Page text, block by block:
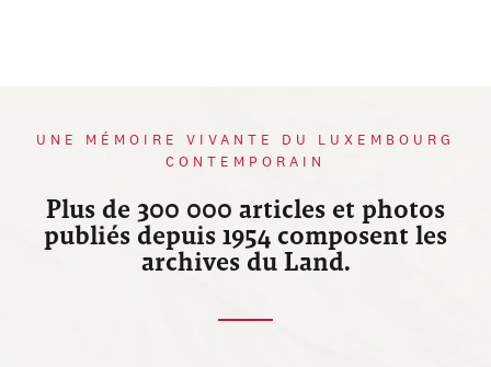
UNE MÉMOIRE VIVANTE DU LUXEMBOURG
CONTEMPORAIN
Plus de 300 000 articles et photos
publiés depuis 1954 composent les
archives du Land.